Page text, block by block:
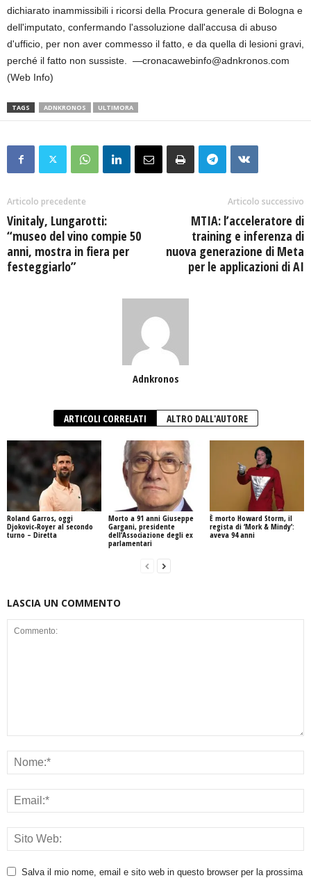
dichiarato inammissibili i ricorsi della Procura generale di Bologna e
dell'imputato, confermando l'assoluzione dall'accusa di abuso
d'ufficio, per non aver commesso il fatto, e da quella di lesioni gravi,
perché il fatto non sussiste. —cronacawebinfo@adnkronos.com
(Web Info)
TAGS ADNKRONOS ULTIMORA
Articolo precedente
Vinitaly, Lungarotti:
“museo del vino compie 50
anni, mostra in fiera per
festeggiarlo”
Articolo successivo
MTIA: l’acceleratore di
training e inferenza di
nuova generazione di Meta
per le applicazioni di AI
Adnkronos
ARTICOLI CORRELATI ALTRO DALL'AUTORE
Roland Garros, oggi
Djokovic-Royer al secondo
turno – Diretta
Morto a 91 anni Giuseppe
Gargani, presidente
dell’Associazione degli ex
parlamentari
È morto Howard Storm, il
regista di ‘Mork & Mindy’:
aveva 94 anni
LASCIA UN COMMENTO
Salva il mio nome, email e sito web in questo browser per la prossima